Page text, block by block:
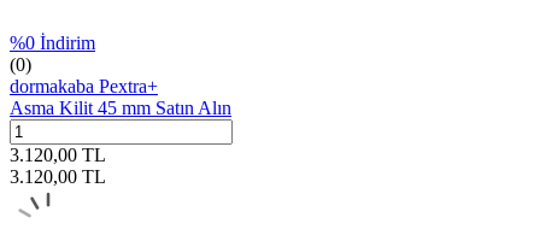
%0 İndirim
(0)
dormakaba Pextra+
Asma Kilit 45 mm Satın Alın
3.120,00 TL
3.120,00 TL